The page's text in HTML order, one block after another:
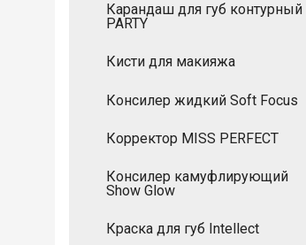
Карандаш для губ контурный
PARTY
Кисти для макияжа
Консилер жидкий Soft Focus
Корректор MISS PERFECT
Консилер камуфлирующий
Show Glow
Краска для губ Intellect